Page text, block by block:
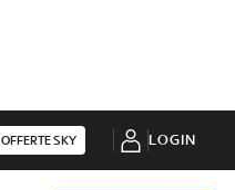
OFFERTE SKY LOGIN